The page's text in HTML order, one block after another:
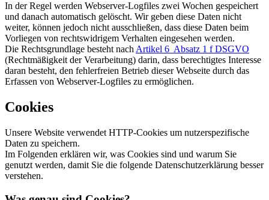
In der Regel werden Webserver-Logfiles zwei Wochen gespeichert
und danach automatisch gelöscht. Wir geben diese Daten nicht
weiter, können jedoch nicht ausschließen, dass diese Daten beim
Vorliegen von rechtswidrigem Verhalten eingesehen werden.
Die Rechtsgrundlage besteht nach Artikel 6 Absatz 1 f DSGVO
(Rechtmäßigkeit der Verarbeitung) darin, dass berechtigtes Interesse
daran besteht, den fehlerfreien Betrieb dieser Webseite durch das
Erfassen von Webserver-Logfiles zu ermöglichen.
Cookies
Unsere Website verwendet HTTP-Cookies um nutzerspezifische
Daten zu speichern.
Im Folgenden erklären wir, was Cookies sind und warum Sie
genutzt werden, damit Sie die folgende Datenschutzerklärung besser
verstehen.